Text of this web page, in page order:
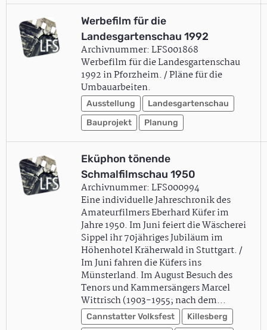
Werbefilm für die
Landesgartenschau 1992
Archivnummer: LFS001868
Werbefilm für die Landesgartenschau
1992 in Pforzheim. / Pläne für die
Umbauarbeiten.
Ausstellung
Landesgartenschau
Bauprojekt
Planung
Eküphon tönende
Schmalfilmschau 1950
Archivnummer: LFS000994
Eine individuelle Jahreschronik des
Amateurfilmers Eberhard Küfer im
Jahre 1950. Im Juni feiert die Wäscherei
Sippel ihr 70jähriges Jubiläum im
Höhenhotel Kräherwald in Stuttgart. /
Im Juni fahren die Küfers ins
Münsterland. Im August Besuch des
Tenors und Kammersängers Marcel
Wittrisch (1903-1955; nach dem…
Cannstatter Volksfest
Killesberg